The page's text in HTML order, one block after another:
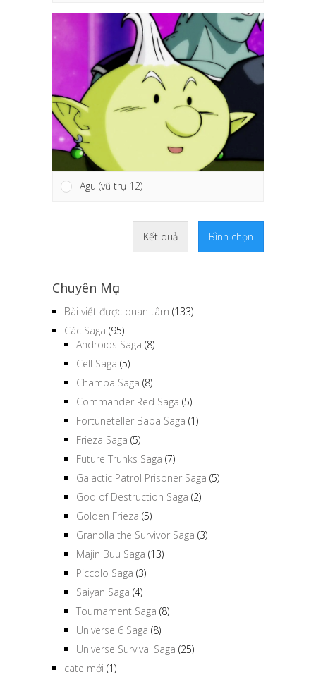
Agu (vũ trụ 12)
Kết quả Bình chọn
Chuyên Mục
Bài viết được quan tâm (133)
Các Saga (95)
Androids Saga (8)
Cell Saga (5)
Champa Saga (8)
Commander Red Saga (5)
Fortuneteller Baba Saga (1)
Frieza Saga (5)
Future Trunks Saga (7)
Galactic Patrol Prisoner Saga (5)
God of Destruction Saga (2)
Golden Frieza (5)
Granolla the Survivor Saga (3)
Majin Buu Saga (13)
Piccolo Saga (3)
Saiyan Saga (4)
Tournament Saga (8)
Universe 6 Saga (8)
Universe Survival Saga (25)
cate mới (1)